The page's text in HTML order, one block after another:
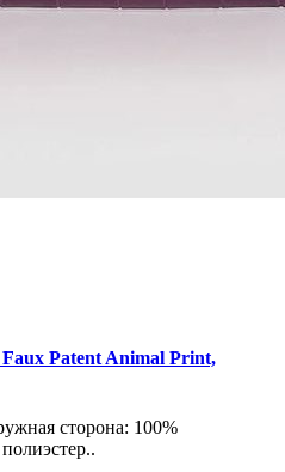
Patent Animal Print,
сторона: 100%